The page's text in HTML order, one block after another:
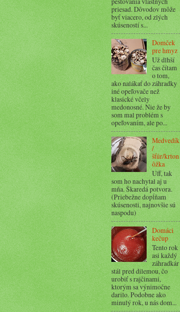
priesad. Dôvodov môže
byť viacero, od zlých
skúseností s...
Domček
pre hmyz
Už dlhší
čas čítam
o tom,
ako nalákať do záhradky
iné opeľovače než
klasické včely
medonosné. Nie že by
som mal problém s
opeľovaním, ale po...
Medvedík
/
šťúr/krton
ôžka
Uff, tak
som ho nachytal aj u
mňa. Škaredá potvora.
(Priebežne dopĺňam
skúsenosti, najnovšie sú
naspodu)
Domáci
kečup
Tento rok
asi každý
záhradkár
stál pred dilemou, čo
urobiť s rajčinami,
ktorým sa výnimočne
darilo. Podobne ako
minulý rok, u nás dom...